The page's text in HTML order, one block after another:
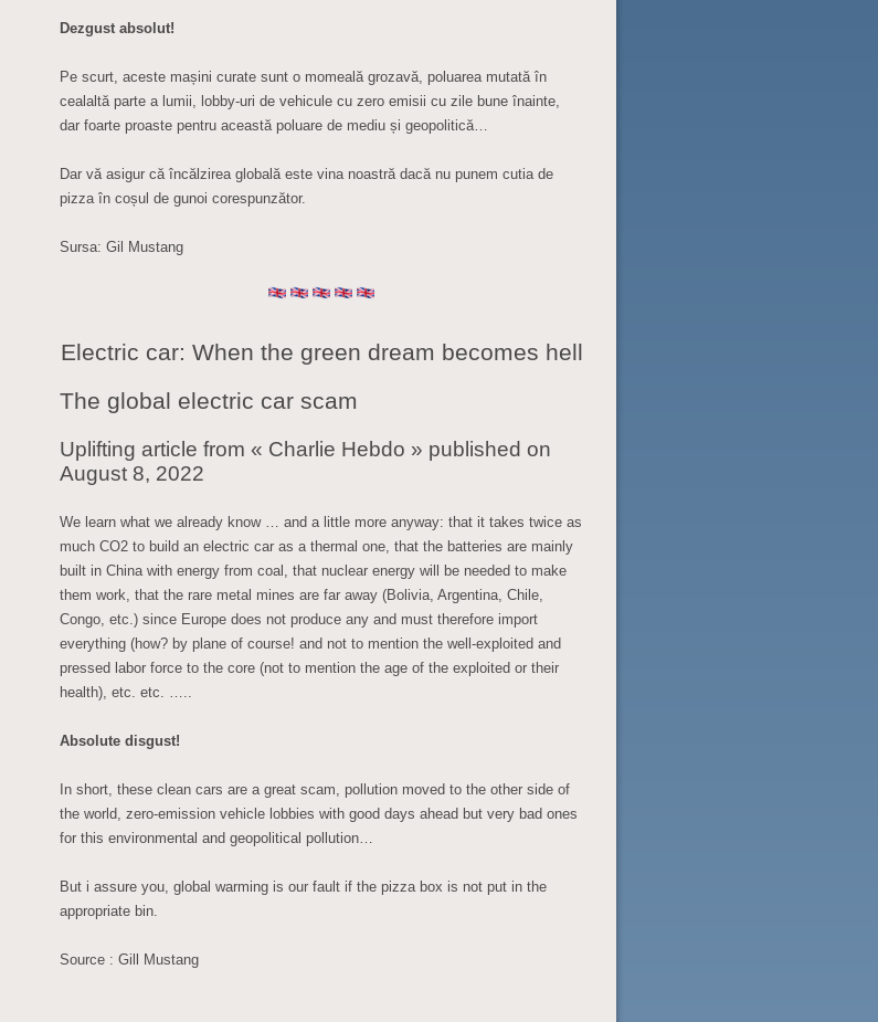
Dezgust absolut!
Pe scurt, aceste mașini curate sunt o momeală grozavă, poluarea mutată în
cealaltă parte a lumii, lobby-uri de vehicule cu zero emisii cu zile bune înainte,
dar foarte proaste pentru această poluare de mediu și geopolitică…
Dar vă asigur că încălzirea globală este vina noastră dacă nu punem cutia de
pizza în coșul de gunoi corespunzător.
Sursa: Gil Mustang
Electric car: When the green dream becomes hell
The global electric car scam
Uplifting article from « Charlie Hebdo » published on
August 8, 2022
We learn what we already know … and a little more anyway: that it takes twice as
much CO2 to build an electric car as a thermal one, that the batteries are mainly
built in China with energy from coal, that nuclear energy will be needed to make
them work, that the rare metal mines are far away (Bolivia, Argentina, Chile,
Congo, etc.) since Europe does not produce any and must therefore import
everything (how? by plane of course! and not to mention the well-exploited and
pressed labor force to the core (not to mention the age of the exploited or their
health), etc. etc. …..
Absolute disgust!
In short, these clean cars are a great scam, pollution moved to the other side of
the world, zero-emission vehicle lobbies with good days ahead but very bad ones
for this environmental and geopolitical pollution…
But i assure you, global warming is our fault if the pizza box is not put in the
appropriate bin.
Source : Gill Mustang